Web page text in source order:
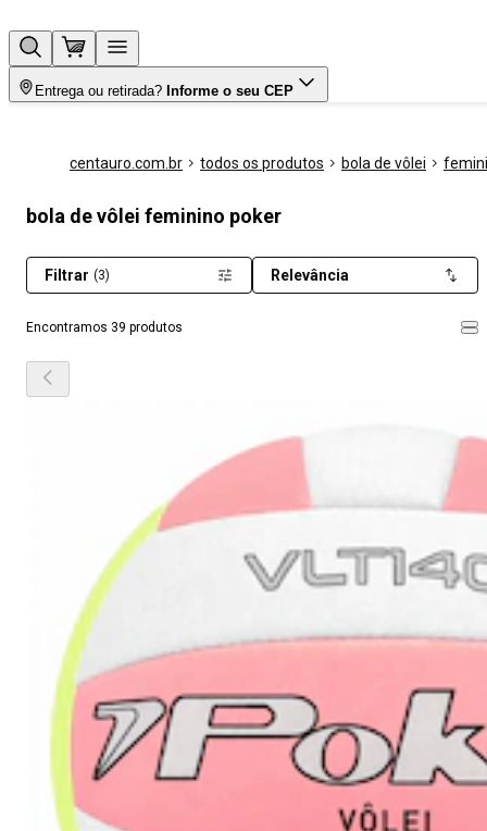
Entrega ou retirada? Informe o seu CEP
centauro.com.br todos os produtos bola de vôlei
bola de vôlei feminino poker
Encontramos 39 produtos
Filtrar (3) Relevância